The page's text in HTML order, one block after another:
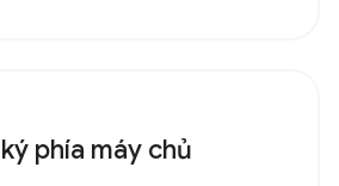
phía máy chủ